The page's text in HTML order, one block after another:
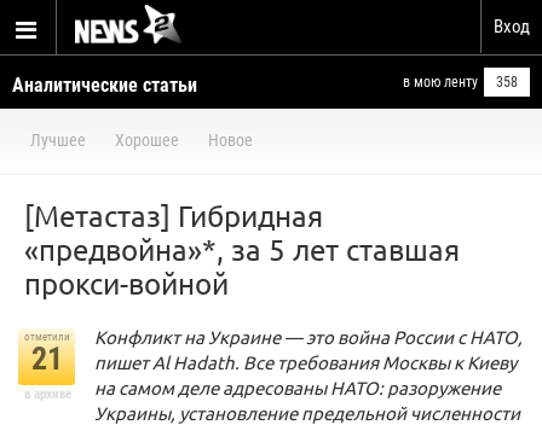
Вход
Аналитические статьи в мою ленту 358
Лучшее Хорошее Новое
[Метастаз] Гибридная
«предвойна»*, за 5 лет ставшая
прокси-войной
отметили
21
в архиве
Конфликт на Украине — это война России с НАТО,
пишет Al Hadath. Все требования Москвы к Киеву
на самом деле адресованы НАТО: разоружение
Украины, установление предельной численности